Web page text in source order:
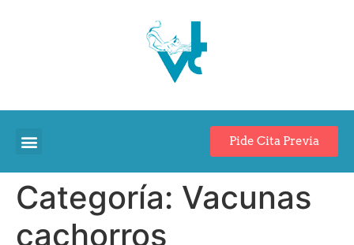
Pide Cita Previa
Categoría: Vacunas
cachorros